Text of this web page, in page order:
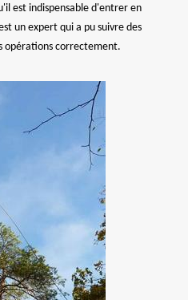
est indispensable d'entrer en
un expert qui a pu suivre des
opérations correctement.